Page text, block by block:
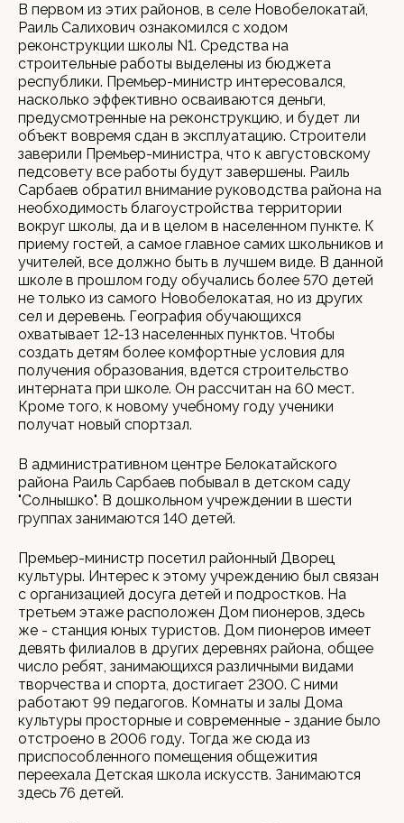
В первом из этих районов, в селе Новобелокатай,
Раиль Салихович ознакомился с ходом
реконструкции школы N1. Средства на
строительные работы выделены из бюджета
республики. Премьер-министр интересовался,
насколько эффективно осваиваются деньги,
предусмотренные на реконструкцию, и будет ли
объект вовремя сдан в эксплуатацию. Строители
заверили Премьер-министра, что к августовскому
педсовету все работы будут завершены. Раиль
Сарбаев обратил внимание руководства района на
необходимость благоустройства территории
вокруг школы, да и в целом в населенном пункте. К
приему гостей, а самое главное самих школьников и
учителей, все должно быть в лучшем виде. В данной
школе в прошлом году обучались более 570 детей
не только из самого Новобелокатая, но из других
сел и деревень. География обучающихся
охватывает 12-13 населенных пунктов. Чтобы
создать детям более комфортные условия для
получения образования, вдется строительство
интерната при школе. Он рассчитан на 60 мест.
Кроме того, к новому учебному году ученики
получат новый спортзал.
В административном центре Белокатайского
района Раиль Сарбаев побывал в детском саду
"Солнышко". В дошкольном учреждении в шести
группах занимаются 140 детей.
Премьер-министр посетил районный Дворец
культуры. Интерес к этому учреждению был связан
с организацией досуга детей и подростков. На
третьем этаже расположен Дом пионеров, здесь
же - станция юных туристов. Дом пионеров имеет
девять филиалов в других деревнях района, общее
число ребят, занимающихся различными видами
творчества и спорта, достигает 2300. С ними
работают 99 педагогов. Комнаты и залы Дома
культуры просторные и современные - здание было
отстроено в 2006 году. Тогда же сюда из
приспособленного помещения общежития
переехала Детская школа искусств. Занимаются
здесь 76 детей.